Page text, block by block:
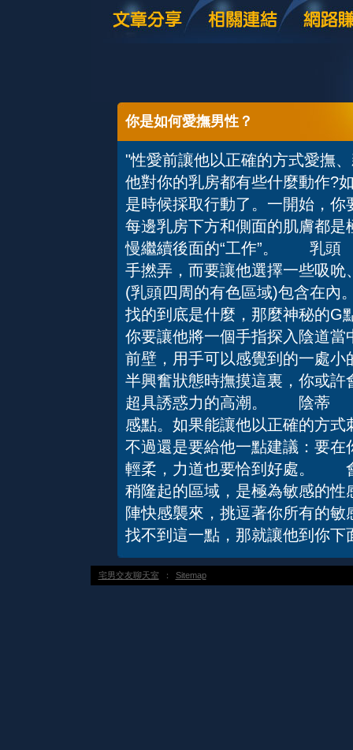
你是如何愛撫男性？
"性愛前讓他以正確的方式
他對你的乳房都有些什麼動作?
是時候採取行動了。一開始，
每邊乳房下方和側面的肌膚都
慢繼續後面的“工作”。 乳頭
手撚弄，而要讓他選擇一些吸
(乳頭四周的有色區域)包含
找的到底是什麼，那麼神秘的G
你要讓他將一個手指探入陰道
前壁，用手可以感覺到的一處
半興奮狀態時撫摸這裏，你或
超具誘惑力的高潮。 陰蒂
感點。如果能讓他以正確的方式
不過還是要給他一點建議：要
輕柔，力道也要恰到好處。
稍隆起的區域，是極為敏感的
陣快感襲來，挑逗著你所有的
找不到這一點，那就讓他到你下
宅男交友聊天室 ： Sitemap